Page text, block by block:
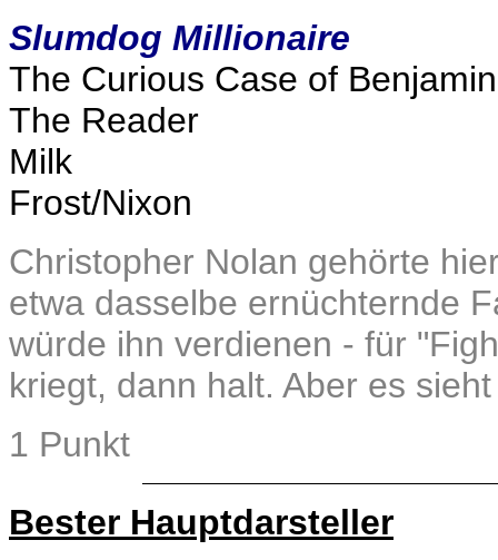
Slumdog Millionaire
The Curious Case of
The Reader
Milk
Frost/Nixon
Christopher Nolan gehörte
etwa dasselbe ernüchternde
würde ihn verdienen - für
kriegt, dann halt. Aber es
1 Punkt
Bester Hauptdarsteller